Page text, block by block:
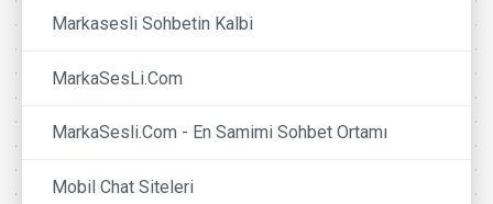
Markasesli Sohbetin Kalbi
MarkaSesLi.Com
MarkaSesli.Com - En Samimi Sohbet Ortamı
Mobil Chat Siteleri